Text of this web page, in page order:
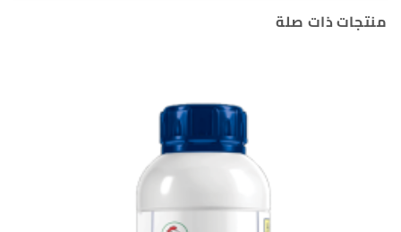
منتجات ذات صلة